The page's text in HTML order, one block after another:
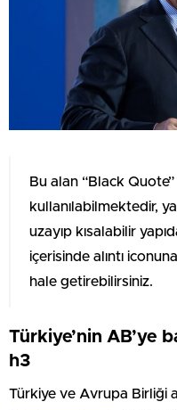
Bu alan “Black Quote”
kullanılabilmektedir,
uzayıp kısalabilir
içerisinde alıntı
hale getirebilirsiniz.
Türkiye’nin AB’ye
h3
Türkiye ve Avrupa Birliği